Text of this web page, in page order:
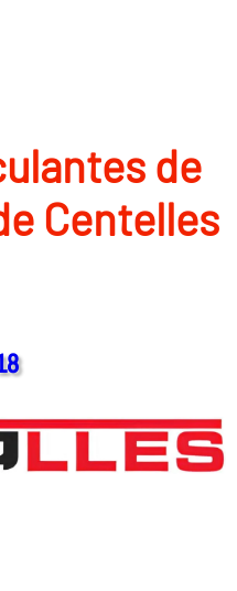
de
Centelles